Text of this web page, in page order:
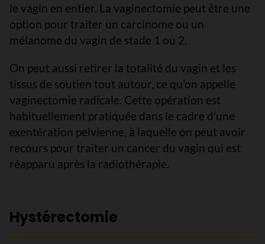
le vagin en entier. La vaginectomie peut être une
option pour traiter un carcinome ou un
mélanome du vagin de stade 1 ou 2.
On peut aussi retirer la totalité du vagin et les
tissus de soutien tout autour, ce qu’on appelle
vaginectomie radicale. Cette opération est
habituellement pratiquée dans le cadre d’une
exentération pelvienne, à laquelle on peut avoir
recours pour traiter un cancer du vagin qui est
réapparu après la radiothérapie.
Hystérectomie